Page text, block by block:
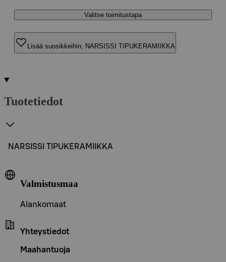
Valitse toimitustapa
Lisää suosikkeihin, NARSISSI TIPUKERAMIIKKA
Tuotetiedot
NARSISSI TIPUKERAMIIKKA
Valmistusmaa
Alankomaat
Yhteystiedot
Maahantuoja